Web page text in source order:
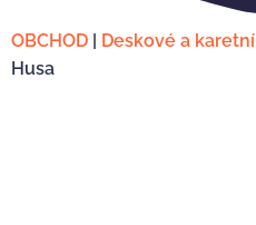
OBCHOD | Deskové a
Husa